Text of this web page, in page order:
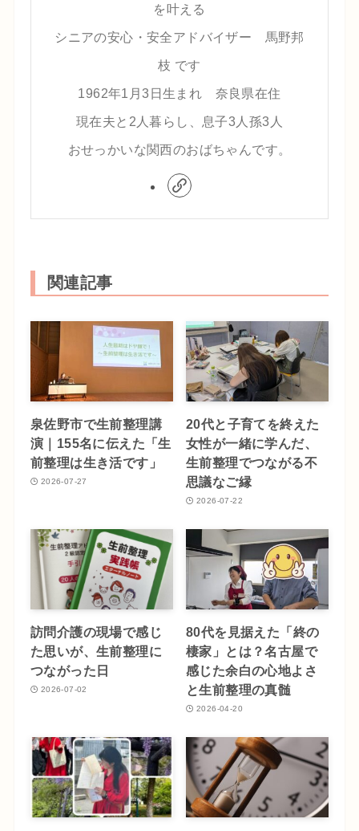
を叶える
シニアの安心・安全アドバイザー 馬野邦
枝 です
1962年1月3日生まれ 奈良県在住
現在夫と2人暮らし、息子3人孫3人
おせっかいな関西のおばちゃんです。
関連記事
泉佐野市で生前整理講
演｜155名に伝えた「生
前整理は生き活です」
2026-07-27
20代と子育てを終えた
女性が一緒に学んだ、
生前整理でつながる不
思議なご縁
2026-07-22
訪問介護の現場で感じ
た思いが、生前整理に
つながった日
2026-07-02
80代を見据えた「終の
棲家」とは？名古屋で
感じた余白の心地よさ
と生前整理の真髄
2026-04-20